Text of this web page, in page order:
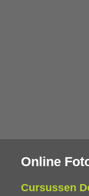
Online
Cursussen